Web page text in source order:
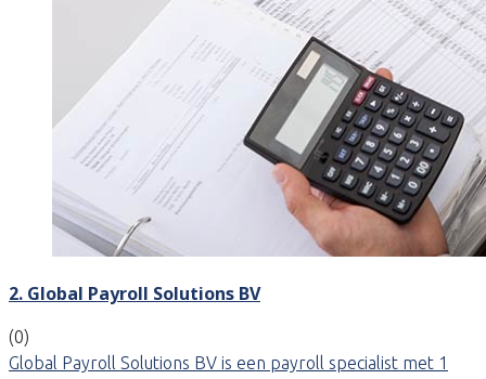
2. Global Payroll Solutions BV
(0)
Global Payroll Solutions BV is een payroll specialist met 1